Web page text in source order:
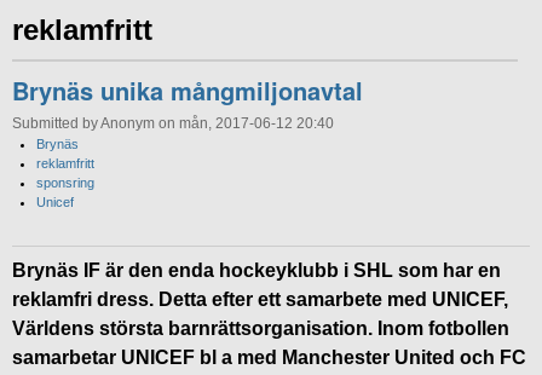
reklamfritt
Brynäs unika mångmiljonavtal
Submitted by Anonym on mån, 2017-06-12 20:40
Brynäs
reklamfritt
sponsring
Unicef
Brynäs IF är den enda hockeyklubb i SHL som har en
reklamfri dress. Detta efter ett samarbete med UNICEF,
Världens största barnrättsorganisation. Inom fotbollen
samarbetar UNICEF bl a med Manchester United och FC